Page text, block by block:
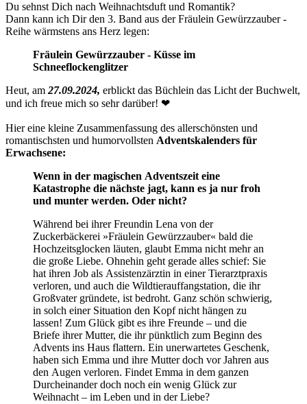
Du sehnst Dich nach Weihnachtsduft und Romantik?
Dann kann ich Dir den 3. Band aus der Fräulein Gewürzzauber -
Reihe wärmstens ans Herz legen:
Fräulein Gewürzzauber - Küsse im
Schneeflockenglitzer
Heut, am 27.09.2024, erblickt das Büchlein das Licht der Buchwelt,
und ich freue mich so sehr darüber! ❤︎
Hier eine kleine Zusammenfassung des allerschönsten und
romantischsten und humorvollsten Adventskalenders für
Erwachsene:
Wenn in der magischen Adventszeit eine
Katastrophe die nächste jagt, kann es ja nur froh
und munter werden. Oder nicht?
Während bei ihrer Freundin Lena von der
Zuckerbäckerei »Fräulein Gewürzzauber« bald die
Hochzeitsglocken läuten, glaubt Emma nicht mehr an
die große Liebe. Ohnehin geht gerade alles schief: Sie
hat ihren Job als Assis­tenzärztin in einer Tierarztpraxis
verloren, und auch die Wildtierauffangstation, die ihr
Großvater gründete, ist bedroht. Ganz schön schwierig,
in solch einer Situation den Kopf nicht hängen zu
lassen! Zum Glück gibt es ihre Freunde – und die
Briefe ihrer Mutter, die ihr pünktlich zum Beginn des
Advents ins Haus flattern. Ein unerwar­tetes Geschenk,
haben sich Emma und ihre Mutter doch vor Jahren aus
den Augen verloren. Findet Emma in dem ganzen
Durcheinander doch noch ein wenig Glück zur
Weihnacht – im Leben und in der Liebe?